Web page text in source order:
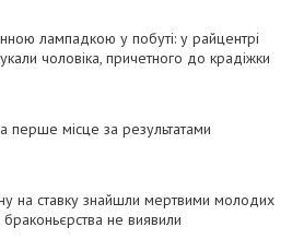
лампадкою у побуті: у райцентрі
чоловіка, причетного до крадіжки
перше місце за результатами
на ставку знайшли мертвими молодих
не виявили